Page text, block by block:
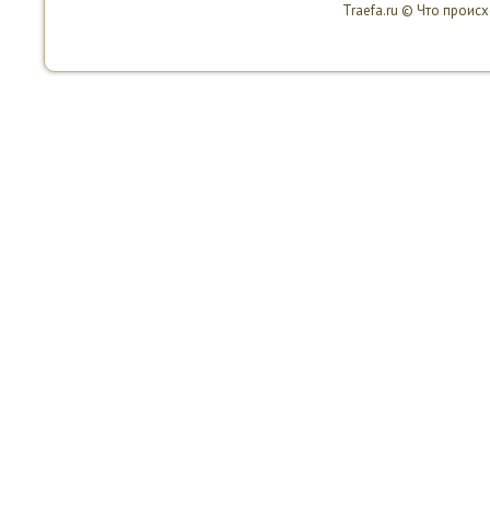
Traefa.ru © Что